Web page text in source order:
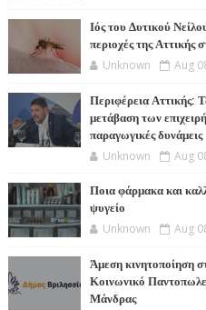
Ιός του Δυτικού
περιοχές της Αττικής
Unknown Aug
Περιφέρεια Αττικής:
μετάβαση των
παραγωγικές δυνάμεις
Unknown Aug
Ποια φάρμακα και
ψυγείο
Unknown Aug
Άμεση κινητοποίηση
Κοινωνικό
Μάνδρας